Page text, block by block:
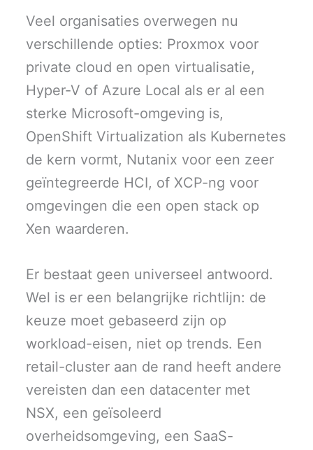
Veel organisaties overwegen nu
verschillende opties: Proxmox voor
private cloud en open virtualisatie,
Hyper-V of Azure Local als er al een
sterke Microsoft-omgeving is,
OpenShift Virtualization als Kubernetes
de kern vormt, Nutanix voor een zeer
geïntegreerde HCI, of XCP-ng voor
omgevingen die een open stack op
Xen waarderen.
Er bestaat geen universeel antwoord.
Wel is er een belangrijke richtlijn: de
keuze moet gebaseerd zijn op
workload-eisen, niet op trends. Een
retail-cluster aan de rand heeft andere
vereisten dan een datacenter met
NSX, een geïsoleerd
overheidsomgeving, een SaaS-